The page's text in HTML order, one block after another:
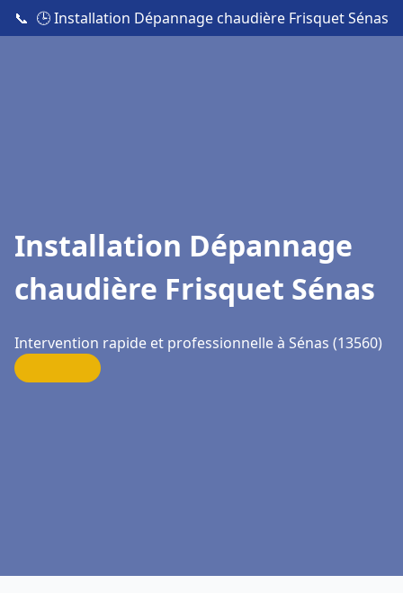
📞 🕒 Installation Dépannage chaudière Frisquet Sénas
Installation Dépannage
chaudière Frisquet Sénas
Intervention rapide et professionnelle à Sénas (13560)